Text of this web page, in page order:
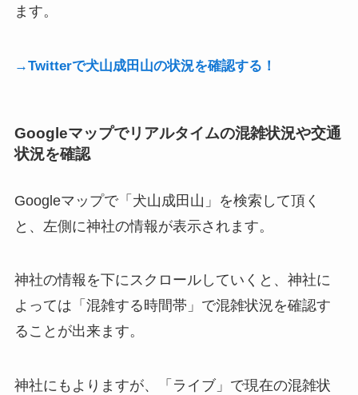
ます。
→Twitterで犬山成田山の状況を確認する！
Googleマップでリアルタイムの混雑状況や交通
状況を確認
Googleマップで「犬山成田山」を検索して頂く
と、左側に神社の情報が表示されます。
神社の情報を下にスクロールしていくと、神社に
よっては「混雑する時間帯」で混雑状況を確認す
ることが出来ます。
神社にもよりますが、「ライブ」で現在の混雑状